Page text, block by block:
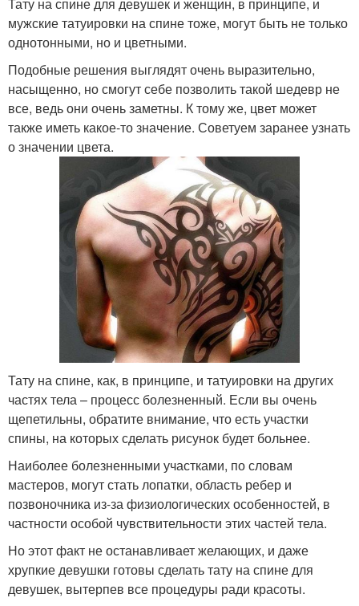
Тату на спине для девушек и женщин, в принципе, и
мужские татуировки на спине тоже, могут быть не только
однотонными, но и цветными.
Подобные решения выглядят очень выразительно,
насыщенно, но смогут себе позволить такой шедевр не
все, ведь они очень заметны. К тому же, цвет может
также иметь какое-то значение. Советуем заранее узнать
о значении цвета.
Тату на спине, как, в принципе, и татуировки на других
частях тела – процесс болезненный. Если вы очень
щепетильны, обратите внимание, что есть участки
спины, на которых сделать рисунок будет больнее.
Наиболее болезненными участками, по словам
мастеров, могут стать лопатки, область ребер и
позвоночника из-за физиологических особенностей, в
частности особой чувствительности этих частей тела.
Но этот факт не останавливает желающих, и даже
хрупкие девушки готовы сделать тату на спине для
девушек, вытерпев все процедуры ради красоты.